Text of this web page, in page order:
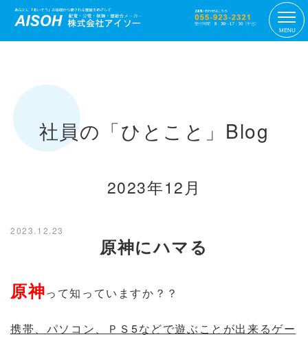
MENU
社員の「ひとこと」Blog
2023年12月
2023.12.23
原神にハマる
原神って知っていますか？？
携帯、パソコン、ＰＳ5などで遊ぶことが出来るゲー